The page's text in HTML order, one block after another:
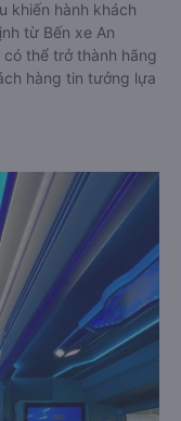
khiến hành khách
từ Bến xe An
thể trở thành hãng
hàng tin tưởng lựa